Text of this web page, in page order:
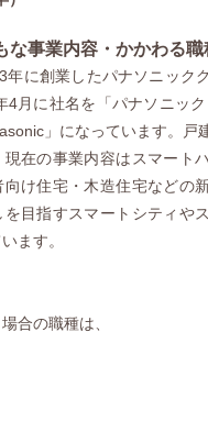
な事業内容・かかわる職
年に創業したパナソニック
4月に社名を「パナソニッ
」になっています。戸
在の事業内容はスマート
け住宅・木造住宅などの
目指すスマートシティや
ます。
合の職種は、